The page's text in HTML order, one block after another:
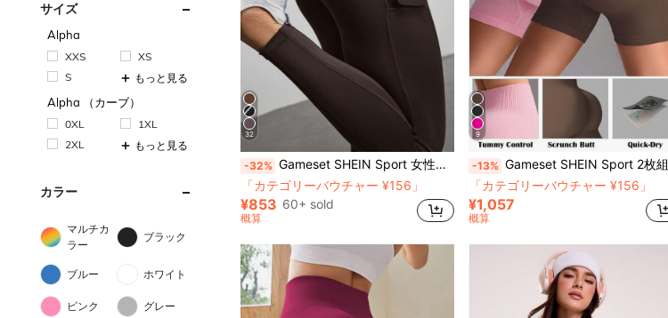
サイズ
Alpha
XXS
XS
S
もっと見る
Alpha （カーブ）
0XL
1XL
2XL
もっと見る
カラー
マルチカ
ラー
ブラック
ブルー ホワイト
ピンク グレー
32
-32% Gameset SHEIN Sport 女性用 ウエスト伸縮 グラフィックプリント ポケット付きスポーツショーツ ヨガパンツ
「カテゴリーバウチャー ¥156」
¥853 60+ sold
概算
9
-13% Gameset SHEIN Sport 2枚組 無地 ハイウエスト シームレス スポーツショーツ
「カテゴリーバウチャー ¥156」
¥1,057
概算